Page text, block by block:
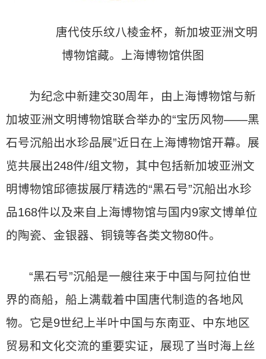
唐代伎乐纹八棱金杯，新加坡亚洲文明
博物馆藏。上海博物馆供图
为纪念中新建交30周年，由上海博物馆与新
加坡亚洲文明博物馆联合举办的“宝历风物——黑
石号沉船出水珍品展”近日在上海博物馆开幕。展
览共展出248件/组文物，其中包括新加坡亚洲文
明博物馆邱德拔展厅精选的“黑石号”沉船出水珍
品168件以及来自上海博物馆与国内9家文博单位
的陶瓷、金银器、铜镜等各类文物80件。
“黑石号”沉船是一艘往来于中国与阿拉伯世
界的商船，船上满载着中国唐代制造的各地风
物。它是9世纪上半叶中国与东南亚、中东地区
贸易和文化交流的重要实证，展现了当时海上丝